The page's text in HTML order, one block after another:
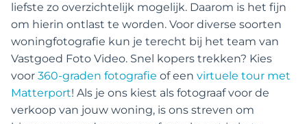
liefste zo overzichtelijk mogelijk. Daarom is het fijn
om hierin ontlast te worden. Voor diverse soorten
woningfotografie kun je terecht bij het team van
Vastgoed Foto Video. Snel kopers trekken? Kies
voor 360-graden fotografie of een virtuele tour met
Matterport! Als je ons kiest als fotograaf voor de
verkoop van jouw woning, is ons streven om